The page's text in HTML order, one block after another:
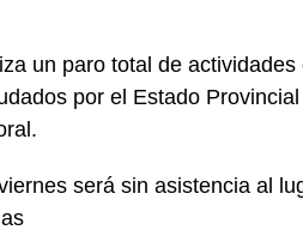
un paro total de actividades
por el Estado
será sin asistencia al